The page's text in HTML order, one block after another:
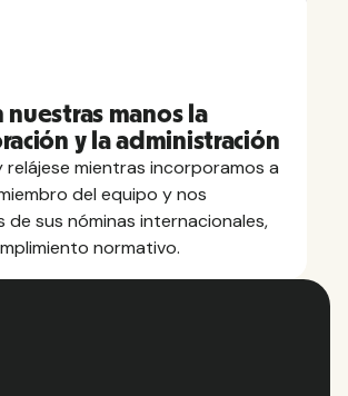
nuestras manos la
y la administración
relájese mientras incorporamos a
del equipo y nos
de sus nóminas internacionales,
normativo.